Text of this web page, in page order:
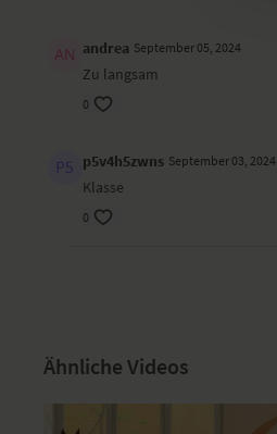
andrea September 05, 2024
Zu langsam
0
p5v4h5zwns September 03, 2024
Klasse
0
Ähnliche Videos